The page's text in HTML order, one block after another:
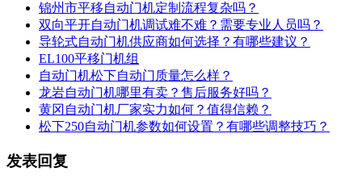
锦州市平移自动门机定制流程复杂吗？
双向平开自动门机调试难不难？需要专业人员吗？
导轮式自动门机供应商如何选择？有哪些建议？
EL100平移门机组
自动门机松下自动门质量怎么样？
龙岩自动门机哪里有卖？售后服务好吗？
黄冈自动门机厂家实力如何？值得信赖？
松下250自动门机参数如何设置？有哪些调整技巧？
发表回复